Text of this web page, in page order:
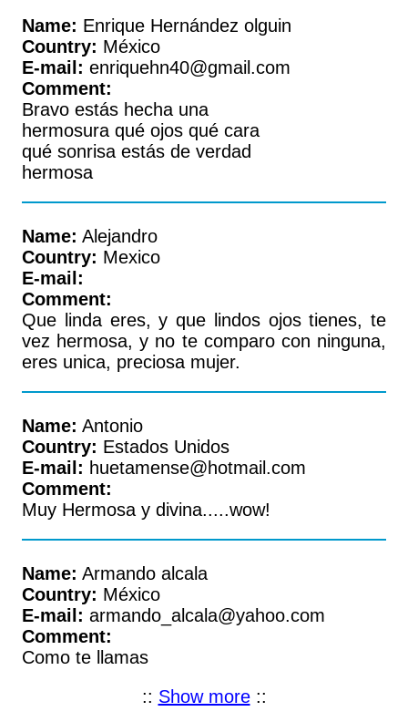
Name: Enrique Hernández olguin
Country: México
E-mail: enriquehn40@gmail.com
Comment:
Bravo estás hecha una
hermosura qué ojos qué cara
qué sonrisa estás de verdad
hermosa
Name: Alejandro
Country: Mexico
E-mail:
Comment:
Que linda eres, y que lindos ojos tienes, te
vez hermosa, y no te comparo con ninguna,
eres unica, preciosa mujer.
Name: Antonio
Country: Estados Unidos
E-mail: huetamense@hotmail.com
Comment:
Muy Hermosa y divina.....wow!
Name: Armando alcala
Country: México
E-mail: armando_alcala@yahoo.com
Comment:
Como te llamas
:: Show more::